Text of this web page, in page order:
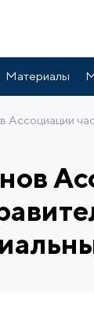
Материалы